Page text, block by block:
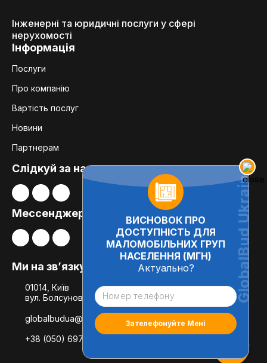
ВИСНОВОК ПРО
ДОСТУПНІСТЬ ДЛЯ
МАЛОМОБІЛЬНИХ ГРУП
НАСЕЛЕННЯ (МГН)
Актуально?
Інженерні та юридичні послуги у сфері
нерухомості
Інформація
Послуги
Про компанію
Вартість послуг
Новини
Партнерам
Слідкуй за нами:
Мессенджери
Ми на зв’язку
01014, Київ
вул. Болсуновська, 8, офіс 21
globalbudua@gmail.com
+38 (050) 697-78-54